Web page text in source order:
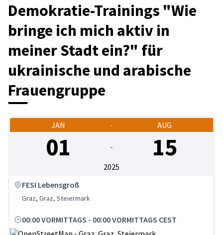
Demokratie-Trainings "Wie
bringe ich mich aktiv in
meiner Stadt ein?" für
ukrainische und arabische
Frauengruppe
JAN - AUG
01 - 15
2025
FESI Lebensgroß
Graz, Graz, Steiermark
00:00 VORMITTAGS - 00:00 VORMITTAGS CEST